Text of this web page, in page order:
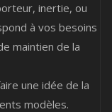
inertie, ou
à vos besoins
maintien de la
une idée de la
modèles.